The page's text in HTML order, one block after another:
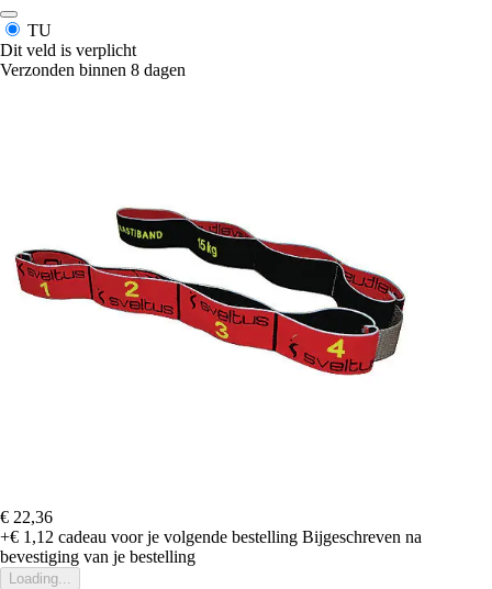
TU
Dit veld is verplicht
Verzonden binnen 8 dagen
€ 22,36
+€ 1,12 cadeau voor je volgende bestelling Bijgeschreven na
bevestiging van je bestelling
Loading...